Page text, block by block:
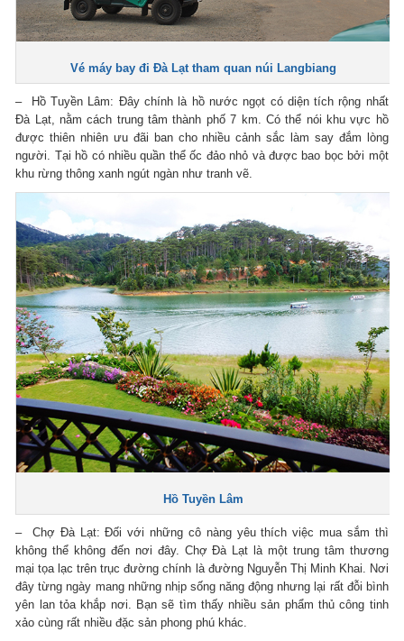
Vé máy bay đi Đà Lạttham quan núi Langbiang
– Hồ Tuyền Lâm: Đây chính là hồ nước ngọt có diện tích rộng nhất
Ðà Lạt, nằm cách trung tâm thành phố 7 km. Có thể nói khu vực hồ
được thiên nhiên ưu đãi ban cho nhiều cảnh sắc làm say đắm lòng
người. Tại hồ có nhiều quần thể ốc đảo nhỏ và được bao bọc bởi một
khu rừng thông xanh ngút ngàn như tranh vẽ.
Hồ Tuyền Lâm
– Chợ Đà Lạt: Đối với những cô nàng yêu thích việc mua sắm thì
không thể không đến nơi đây. Chợ Đà Lạt là một trung tâm thương
mại tọa lạc trên trục đường chính là đường Nguyễn Thị Minh Khai. Nơi
đây từng ngày mang những nhịp sống năng động nhưng lại rất đỗi bình
yên lan tỏa khắp nơi. Bạn sẽ tìm thấy nhiều sản phẩm thủ công tinh
xảo cùng rất nhiều đặc sản phong phú khác.